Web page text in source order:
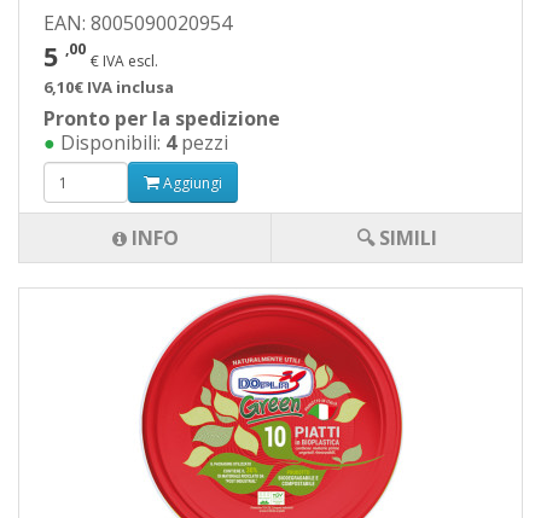
EAN: 8005090020954
5 ,00
€ IVA escl.
6,10€ IVA inclusa
Pronto per la spedizione
● Disponibili: 4pezzi
Aggiungi
INFO 🔍 SIMILI